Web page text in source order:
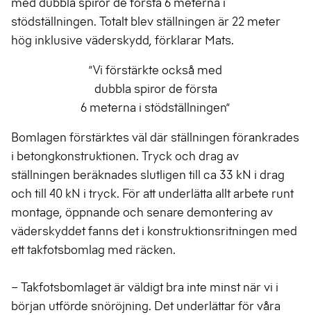
med dubbla spiror de första 6 meterna i
stödställningen. Totalt blev ställningen är 22 meter
hög inklusive väderskydd, förklarar Mats.
”Vi förstärkte också med
dubbla spiror de första
6 meterna i stödställningen”
Bomlagen förstärktes väl där ställningen förankrades
i betongkonstruktionen. Tryck och drag av
ställningen beräknades slutligen till ca 33 kN i drag
och till 40 kN i tryck. För att underlätta allt arbete runt
montage, öppnande och senare demontering av
väderskyddet fanns det i konstruktionsritningen med
ett takfotsbomlag med räcken.
– Takfotsbomlaget är väldigt bra inte minst när vi i
början utförde snöröjning. Det underlättar för våra